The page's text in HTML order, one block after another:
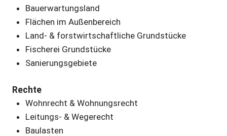
Bauerwartungsland
Flächen im Außenbereich
Land- & forstwirtschaftliche Grundstücke
Fischerei Grundstücke
Sanierungsgebiete
Rechte
Wohnrecht & Wohnungsrecht
Leitungs- & Wegerecht
Baulasten